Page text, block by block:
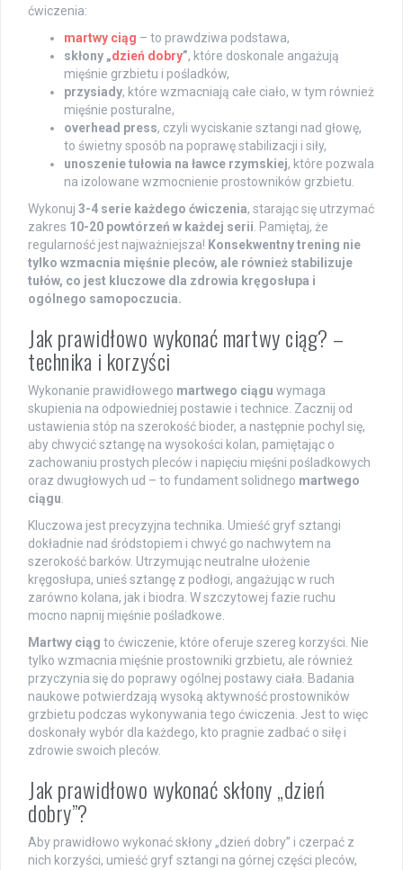
ćwiczenia:
martwy ciąg – to prawdziwa podstawa,
skłony „dzień dobry”, które doskonale angażują
mięśnie grzbietu i pośladków,
przysiady, które wzmacniają całe ciało, w tym również
mięśnie posturalne,
overhead press, czyli wyciskanie sztangi nad głowę,
to świetny sposób na poprawę stabilizacji i siły,
unoszenie tułowia na ławce rzymskiej, które pozwala
na izolowane wzmocnienie prostowników grzbietu.
Wykonuj 3-4 serie każdego ćwiczenia, starając się utrzymać
zakres 10-20 powtórzeń w każdej serii . Pamiętaj, że
regularność jest najważniejsza! Konsekwentny trening nie
tylko wzmacnia mięśnie pleców, ale również stabilizuje
tułów, co jest kluczowe dla zdrowia kręgosłupa i
ogólnego samopoczucia.
Jak prawidłowo wykonać martwy ciąg? –
technika i korzyści
Wykonanie prawidłowego martwego ciągu wymaga
skupienia na odpowiedniej postawie i technice. Zacznij od
ustawienia stóp na szerokość bioder, a następnie pochyl się,
aby chwycić sztangę na wysokości kolan, pamiętając o
zachowaniu prostych pleców i napięciu mięśni pośladkowych
oraz dwugłowych ud – to fundament solidnego martwego
ciągu
Kluczowa jest precyzyjna technika. Umieść gryf sztangi
dokładnie nad śródstopiem i chwyć go nachwytem na
szerokość barków. Utrzymując neutralne ułożenie
kręgosłupa, unieś sztangę z podłogi, angażując w ruch
zarówno kolana, jak i biodra. W szczytowej fazie ruchu
mocno napnij mięśnie pośladkowe.
Martwy ciąg to ćwiczenie, które oferuje szereg korzyści. Nie
tylko wzmacnia mięśnie prostowniki grzbietu, ale również
przyczynia się do poprawy ogólnej postawy ciała. Badania
naukowe potwierdzają wysoką aktywność prostowników
grzbietu podczas wykonywania tego ćwiczenia. Jest to więc
doskonały wybór dla każdego, kto pragnie zadbać o siłę i
zdrowie swoich pleców.
Jak prawidłowo wykonać skłony „dzień
dobry”?
Aby prawidłowo wykonać skłony „dzień dobry” i czerpać z
nich korzyści, umieść gryf sztangi na górnej części pleców,